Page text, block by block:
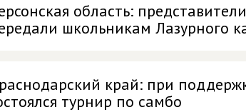
область: представители
школьникам Лазурного
край: при
турнир по самбо